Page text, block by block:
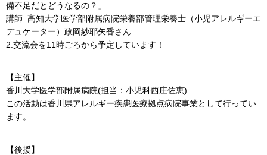
備不足だとどうなるの？」
講師_高知大学医学部附属病院栄養部管理栄養士（小児アレルギーエ
デュケーター）政岡紗耶矢香さん
2.交流会を11時ごろから予定しています！
【主催】
香川大学医学部附属病院(担当：小児科西庄佐恵)
この活動は香川県アレルギー疾患医療拠点病院事業として行ってい
ます。
【後援】